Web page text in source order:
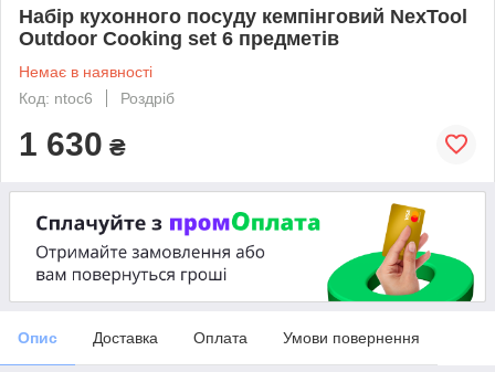
Набір кухонного посуду кемпінговий NexTool
Outdoor Cooking set 6 предметів
Немає в наявності
Код: ntoc6
Роздріб
1 630 ₴
Опис Доставка Оплата Умови повернення